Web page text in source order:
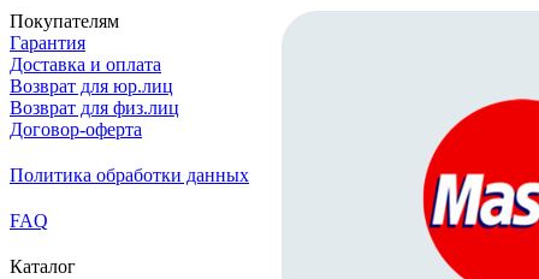
Покупателям
Гарантия
Доставка и оплата
Возврат для юр.лиц
Возврат для физ.лиц
Договор-оферта
Политика обработки данных
FAQ
Каталог